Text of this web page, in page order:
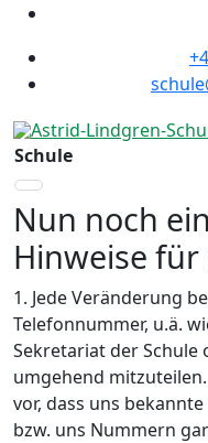
Schule
Nun noch
Hinweise für
1. Jede Veränderung
Telefonnummer, u.ä.
Sekretariat der Schule
umgehend
vor, dass uns
bzw. uns Nummern